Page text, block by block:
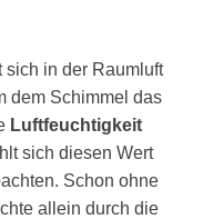
sich in der Raumluft
dem Schimmel das
Luftfeuchtigkeit
sich diesen Wert
Schon ohne
allein durch die